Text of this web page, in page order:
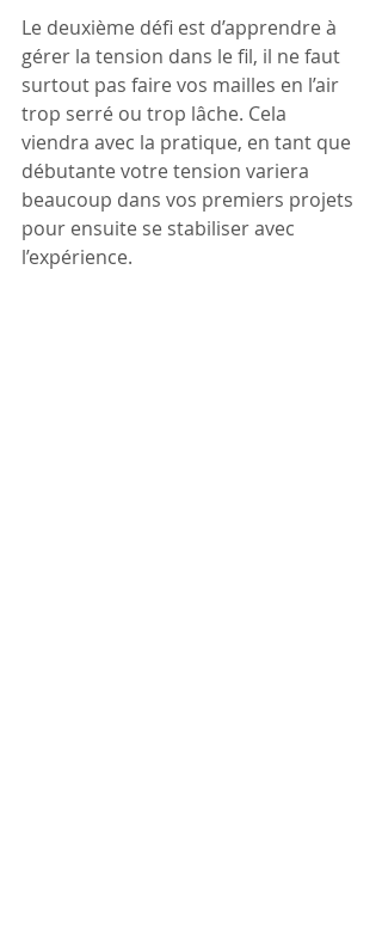
Le deuxième défi est d’apprendre à
gérer la tension dans le fil, il ne faut
surtout pas faire vos mailles en l’air
trop serré ou trop lâche. Cela
viendra avec la pratique, en tant que
débutante votre tension variera
beaucoup dans vos premiers projets
pour ensuite se stabiliser avec
l’expérience.